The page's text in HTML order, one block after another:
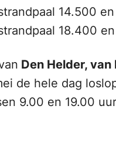
14.500 en
18.400
Den Helder,
de hele dag
9.00 en 19.00